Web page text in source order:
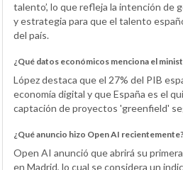
talento’, lo que refleja la intención de
y estrategia para que el talento
del país.
¿Qué datos económicos menciona el
López destaca que el 27% del PIB
economía digital y que España es el
captación de proyectos 'greenfield'
¿Qué anuncio hizo Open AI recientemente?
Open AI anunció que abrirá su
en Madrid, lo cual se considera un